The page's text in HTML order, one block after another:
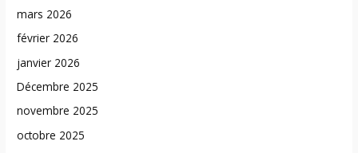
mars 2026
février 2026
janvier 2026
Décembre 2025
novembre 2025
octobre 2025